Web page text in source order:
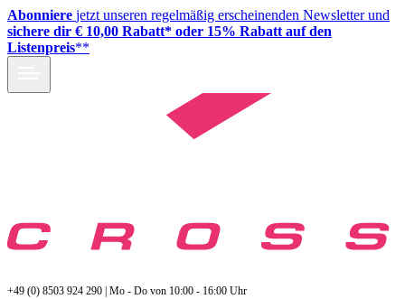
Abonniere jetzt unseren regelmäßig erscheinenden Newsletter und
sichere dir € 10,00 Rabatt* oder 15% Rabatt auf den
Listenpreis**
+49 (0) 8503 924 290 | Mo - Do von 10:00 - 16:00 Uhr